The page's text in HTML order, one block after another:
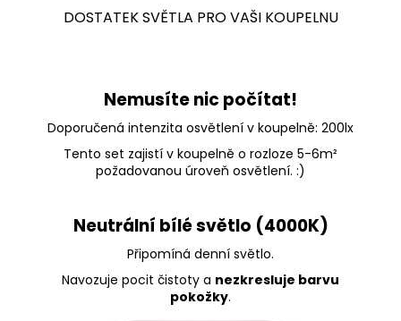
DOSTATEK SVĚTLA PRO VAŠI KOUPELNU
Nemusíte nic počítat!
Doporučená intenzita osvětlení v koupelně: 200lx
Tento set zajistí v koupelně o rozloze 5-6m²
požadovanou úroveň osvětlení. :)
Neutrální bílé světlo (4000K)
Připomíná denní světlo.
Navozuje pocit čistoty a nezkresluje barvu
pokožky.